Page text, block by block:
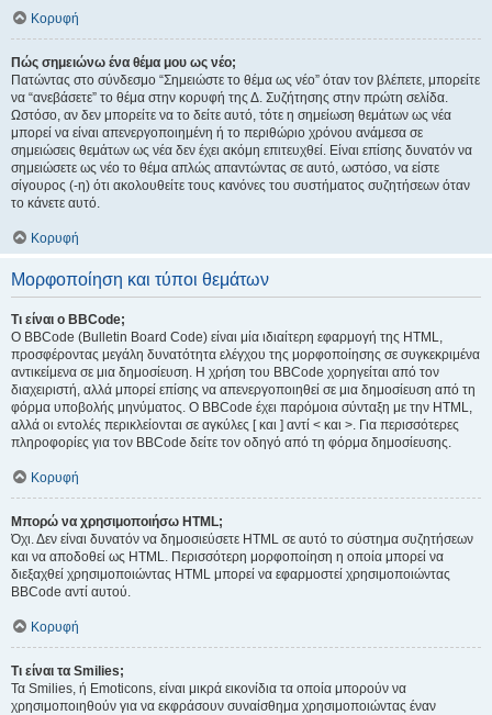
Κορυφή
Πώς σημειώνω ένα θέμα μου ως νέο;
Πατώντας στο σύνδεσμο “Σημειώστε το θέμα ως νέο” όταν τον βλέπετε, μπορείτε
να “ανεβάσετε” το θέμα στην κορυφή της Δ. Συζήτησης στην πρώτη σελίδα.
Ωστόσο, αν δεν μπορείτε να το δείτε αυτό, τότε η σημείωση θεμάτων ως νέα
μπορεί να είναι απενεργοποιημένη ή το περιθώριο χρόνου ανάμεσα σε
σημειώσεις θεμάτων ως νέα δεν έχει ακόμη επιτευχθεί. Είναι επίσης δυνατόν να
σημειώσετε ως νέο το θέμα απλώς απαντώντας σε αυτό, ωστόσο, να είστε
σίγουρος (-η) ότι ακολουθείτε τους κανόνες του συστήματος συζητήσεων όταν
το κάνετε αυτό.
Κορυφή
Μορφοποίηση και τύποι θεμάτων
Τι είναι ο BBCode;
Ο BBCode (Bulletin Board Code) είναι μία ιδιαίτερη εφαρμογή της HTML,
προσφέροντας μεγάλη δυνατότητα ελέγχου της μορφοποίησης σε συγκεκριμένα
αντικείμενα σε μια δημοσίευση. Η χρήση του BBCode χορηγείται από τον
διαχειριστή, αλλά μπορεί επίσης να απενεργοποιηθεί σε μια δημοσίευση από τη
φόρμα υποβολής μηνύματος. Ο BBCode έχει παρόμοια σύνταξη με την HTML,
αλλά οι εντολές περικλείονται σε αγκύλες [ και ] αντί < και >. Για περισσότερες
πληροφορίες για τον BBCode δείτε τον οδηγό από τη φόρμα δημοσίευσης.
Κορυφή
Μπορώ να χρησιμοποιήσω HTML;
Όχι. Δεν είναι δυνατόν να δημοσιεύσετε HTML σε αυτό το σύστημα συζητήσεων
και να αποδοθεί ως HTML. Περισσότερη μορφοποίηση η οποία μπορεί να
διεξαχθεί χρησιμοποιώντας HTML μπορεί να εφαρμοστεί χρησιμοποιώντας
BBCode αντί αυτού.
Κορυφή
Τι είναι τα Smilies;
Τα Smilies, ή Emoticons, είναι μικρά εικονίδια τα οποία μπορούν να
χρησιμοποιηθούν για να εκφράσουν συναίσθημα χρησιμοποιώντας έναν